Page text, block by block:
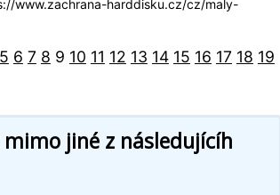
www.zachrana-harddisku.cz/cz/maly-
5 6 7 8 9 10 11 12 13 14 15 16 17 18 19
jiné z následujícíh